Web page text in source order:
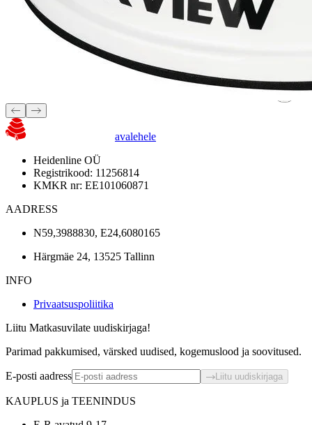
avalehele
Heidenline OÜ
Registrikood: 11256814
KMKR nr: EE101060871
AADRESS
N59,3988830, E24,6080165
Härgmäe 24, 13525 Tallinn
INFO
Privaatsuspoliitika
Liitu Matkasuvilate uudiskirjaga!
Parimad pakkumised, värsked uudised, kogemuslood ja soovitused.
E-posti aadress Liitu uudiskirjaga
KAUPLUS ja TEENINDUS